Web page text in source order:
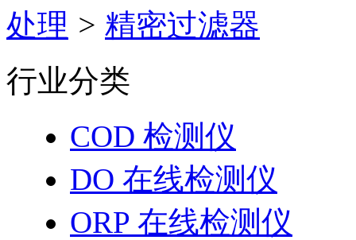
处理 > 精密过滤器
行业分类
COD 检测仪
DO 在线检测仪
ORP 在线检测仪